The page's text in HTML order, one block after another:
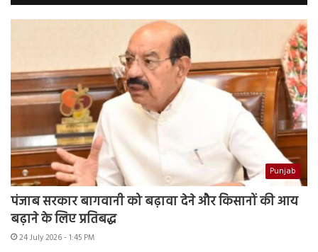
Punjab
पंजाब सरकार बागवानी को बढ़ावा देने और किसानों की आय
बढ़ाने के लिए प्रतिबद्ध
24 July 2026 - 1:45 PM